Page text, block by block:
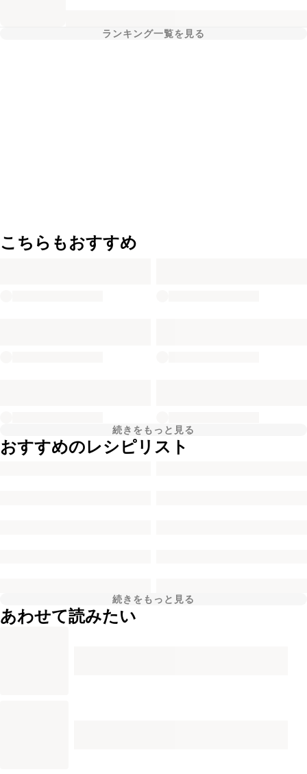
ランキング一覧を見る
こちらもおすすめ
続きをもっと見る
おすすめのレシピリスト
続きをもっと見る
あわせて読みたい